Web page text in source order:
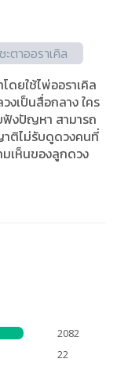
ะตาออราเคิล
ดยใช้ไพ่ออราเคิล
เป็นสื่อกลาง ใคร
ฟังปัญหา สามารถ
าติไม่รับดูดวงคนที่
มเห็นของลูกดวง
2082
22